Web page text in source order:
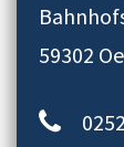
59302